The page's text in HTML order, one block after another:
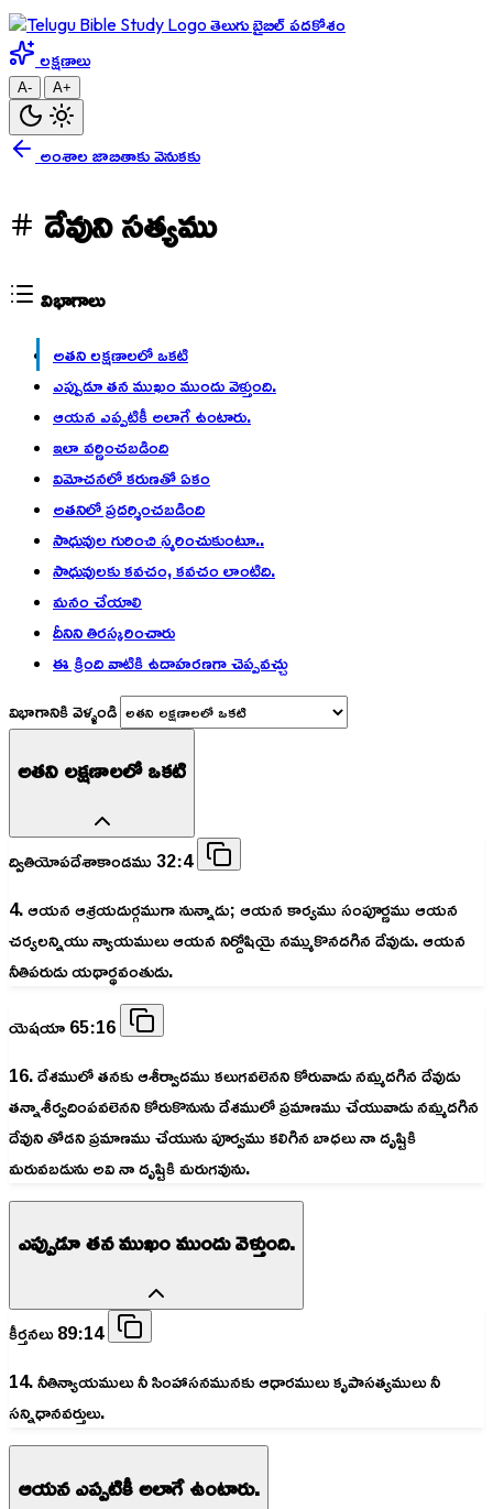
తెలుగు బైబిల్ పదకోశం
లక్షణాలు
A- A+
అంశాల జాబితాకు వెనుకకు
దేవుని సత్యము
విభాగాలు
అతని లక్షణాలలో ఒకటి
ఎప్పుడూ తన ముఖం ముందు వెళ్తుంది.
ఆయన ఎప్పటికీ అలాగే ఉంటారు.
ఇలా వర్ణించబడింది
విమోచనలో కరుణతో ఏకం
అతనిలో ప్రదర్శించబడింది
సాధువుల గురించి స్మరించుకుంటూ..
సాధువులకు కవచం, కవచం లాంటిది.
మనం చేయాలి
దీనిని తిరస్కరించారు
ఈ క్రింది వాటికి ఉదాహరణగా చెప్పవచ్చు
విభాగానికి వెళ్ళండి
అతని లక్షణాలలో ఒకటి
ద్వితియోపదేశాకాండము 32:4
4. ఆయన ఆశ్రయదుర్గముగా నున్నాడు; ఆయన కార్యము సంపూర్ణము ఆయన
చర్యలన్నియు న్యాయములు ఆయన నిర్దోషియై నమ్ముకొనదగిన దేవుడు. ఆయన
నీతిపరుడు యథార్థవంతుడు.
యెషయా 65:16
16. దేశములో తనకు ఆశీర్వాదము కలుగవలెనని కోరువాడు నమ్మదగిన దేవుడు
తన్నాశీర్వదింపవలెనని కోరుకొనును దేశములో ప్రమాణము చేయువాడు నమ్మదగిన
దేవుని తోడని ప్రమాణము చేయును పూర్వము కలిగిన బాధలు నా దృష్టికి
మరువబడును అవి నా దృష్టికి మరుగవును.
ఎప్పుడూ తన ముఖం ముందు వెళ్తుంది.
కీర్తనలు 89:14
14. నీతిన్యాయములు నీ సింహాసనమునకు ఆధారములు కృపాసత్యములు నీ
సన్నిధానవర్తులు.
ఆయన ఎప్పటికీ అలాగే ఉంటారు.